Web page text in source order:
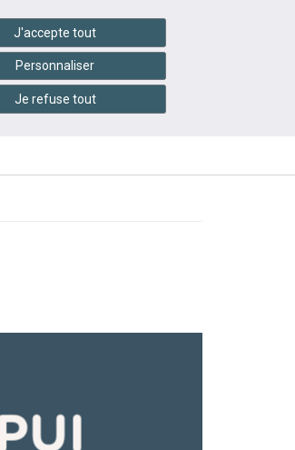
Services en ligne
INFOS
PRATIQUES
NOUS
J'accepte tout
Personnaliser
Je refuse tout